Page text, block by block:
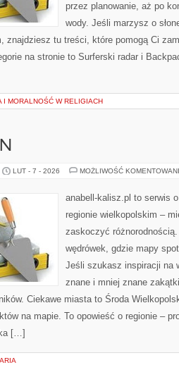
przez planowanie, aż po
wody. Jeśli marzysz o
znajdziesz tu treści, które pomogą Ci
na stronie to Surferski radar i
I MORALNOŚĆ W RELIGIACH
LUT - 7 - 2026 MOŻLIWOŚĆ
anabell-kalisz.pl to serwis
regionie wielkopolskim –
zaskoczyć
wędrówek, gdzie mapy
Jeśli szukasz inspiracji na
znane i mniej znane
Ciekawe miasta to Środa
na mapie. To opowieść o regionie –
[…]